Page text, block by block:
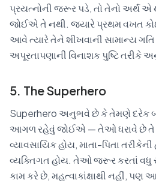
પ્રયત્નોની જરૂર પડે, તો તેનો અર્થ
જોઈએ તે નથી. જ્યારે પ્રથમ વખત
આવે ત્યારે તેને શીખવાની સામાન્ય
અપૂરતાપણાની વિનાશક પુષ્ટિ તરીકે
5. The Superhero
Superhero અનુભવે છે કે તેમણે દરેક
આગળ રહેવું જોઈએ — તેઓ ધરાવે છે તે
વ્યાવસાયિક હોય, માતા-પિતા
વ્યક્તિગત હોય. તેઓ જરૂર કરતાં
કામ કરે છે, મહત્વાકાંક્ષાથી નહીં, પણ